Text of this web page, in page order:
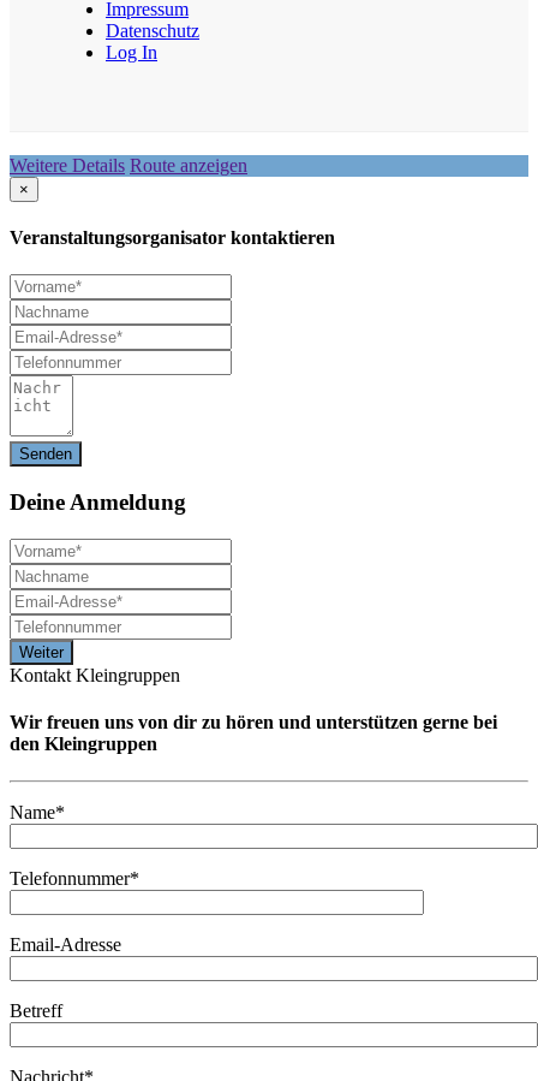
Impressum
Datenschutz
Log In
Weitere Details Route anzeigen
×
Veranstaltungsorganisator kontaktieren
Deine Anmeldung
Kontakt Kleingruppen
Wir freuen uns von dir zu hören und unterstützen gerne bei
den Kleingruppen
Name*
Telefonnummer*
Email-Adresse
Betreff